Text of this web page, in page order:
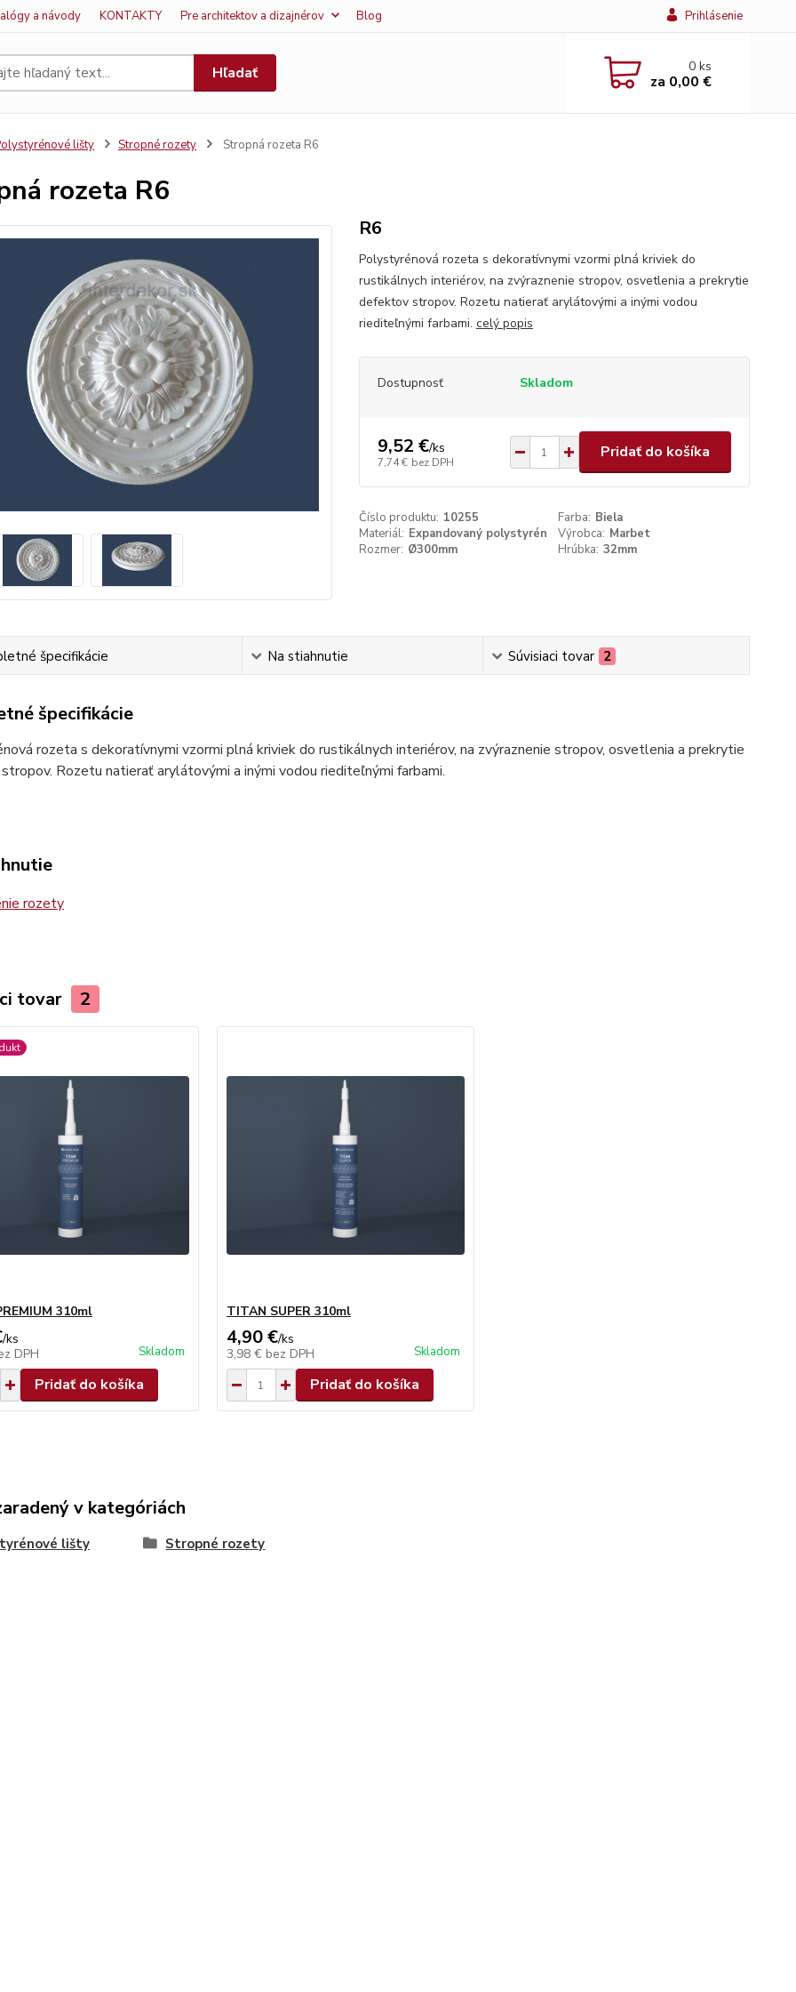
a návody KONTAKTY Pre architektov a dizajnérov Blog Prihlásenie
Hľadať 0ks
za 0,00 €
lišty Stropné rozety Stropná rozeta R6
rozeta R6
R6
Polystyrénová rozeta s dekoratívnymi vzormi plná kriviek do
rustikálnych interiérov, na zvýraznenie stropov, osvetlenia a prekrytie
defektov stropov. Rozetu natierať arylátovými a inými vodou
riediteľnými farbami. celý popis
Dostupnosť Skladom
9,52 €/ks
7,74 € bez DPH
Pridať do košíka
Číslo produktu: 10255 Farba: Biela
Materiál: Expandovaný polystyrén Výrobca: Marbet
Rozmer: Ø300mm Hrúbka: 32mm
špecifikácie Na stiahnutie Súvisiaci tovar 2
špecifikácie
rozeta s dekoratívnymi vzormi plná kriviek do rustikálnych interiérov, na zvýraznenie stropov, osvetlenia a prekrytie
Rozetu natierať arylátovými a inými vodou riediteľnými farbami.
rozety
tovar 2
310ml
/ks
DPH
Skladom
Pridať do košíka
TITAN SUPER 310ml
4,90 €/ks
3,98 € bez DPH Skladom
Pridať do košíka
v kategóriách
lišty Stropné rozety